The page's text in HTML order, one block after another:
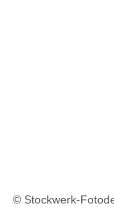
© Stockwerk-